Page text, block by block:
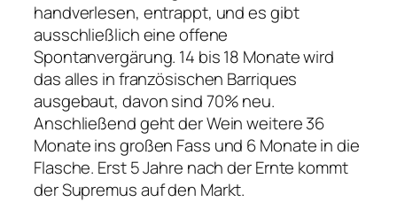
handverlesen, entrappt, und es gibt
ausschließlich eine offene
Spontanvergärung. 14 bis 18 Monate wird
das alles in französischen Barriques
ausgebaut, davon sind 70% neu.
Anschließend geht der Wein weitere 36
Monate ins großen Fass und 6 Monate in die
Flasche. Erst 5 Jahre nach der Ernte kommt
der Supremus auf den Markt.